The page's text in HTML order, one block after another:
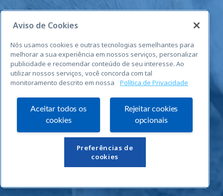
Links Úteis
Aviso de Cookies
Nós usamos cookies e outras tecnologias semelhantes para
melhorar a sua experiência em nossos serviços, personalizar
publicidade e recomendar conteúdo de seu interesse. Ao
utilizar nossos serviços, você concorda com tal
monitoramento descrito em nossa
Política de Privacidade
Aceitar todos os
cookies
Rejeitar cookies
opcionais
Preferências de
cookies